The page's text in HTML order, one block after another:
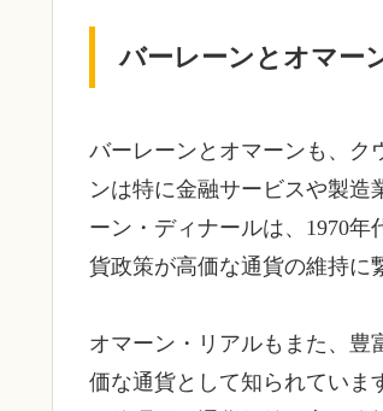
バーレーンとオマー
バーレーンとオマーンも、ク
ンは特に金融サービスや製造
ーン・ディナールは、1970
貨政策が高価な通貨の維持に
オマーン・リアルもまた、豊
価な通貨として知られていま